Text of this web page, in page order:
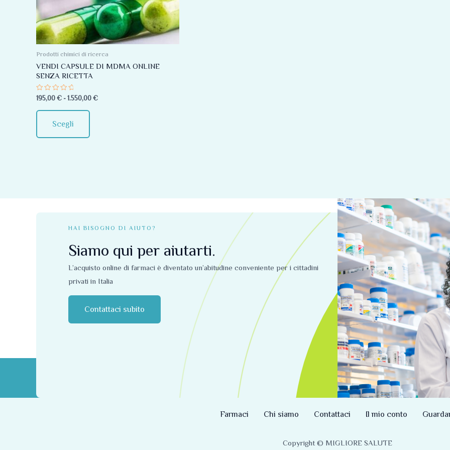
Prodotti chimici di ricerca
VENDI CAPSULE DI MDMA ONLINE
SENZA RICETTA
Valutato
0
su
5
195,00 € - 1.550,00 €
Scegli
Le
opzioni
possono
essere
scelte
nella
HAI BISOGNO DI AIUTO?
Siamo qui per aiutarti.
L’acquisto online di farmaci è diventato un’abitudine conveniente per i cittadini
privati ​​in Italia
Contattaci subito
Farmaci Chi siamo Contattaci Il mio conto
Copyright © MIGLIORE SALUTE